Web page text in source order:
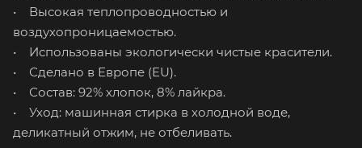
• Высокая теплопроводностью и
воздухопроницаемостью.
• Использованы экологически чистые красители.
• Сделано в Европе (EU).
• Состав: 92% хлопок, 8% лайкра.
• Уход: машинная стирка в холодной воде,
деликатный отжим, не отбеливать.